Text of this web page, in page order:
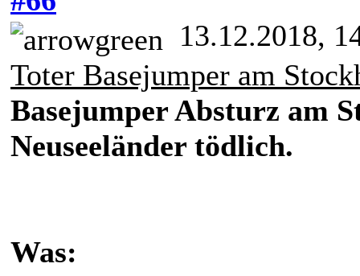
13.12.2018,
Toter Basejumper am
Basejumper Absturz am
Neuseeländer tödlich.
Was: